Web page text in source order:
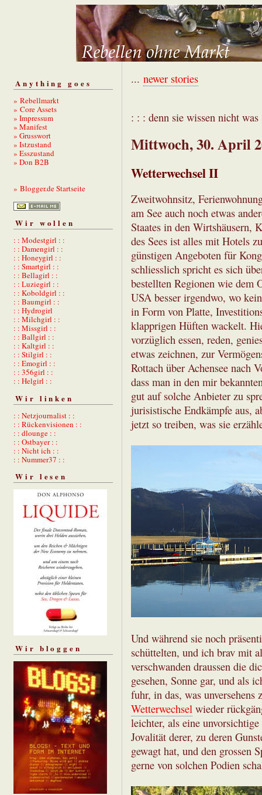
Anything goes
» Rebellmarkt
» Core Assets
» Impressum
» Manifest
» Grusswort
» Istzustand
» Esszustand
» Don B2B
» Blogger.de Startseite
Wir wollen
: : Modestgirl : :
: : Damengirl : :
: : Honeygirl : :
: : Smartgirl : :
: : Bellagirl : :
: : Luziegirl : :
: : Koboldgirl : :
: : Baumgirl : :
: : Hydrogirl
: : Milchgirl : :
: : Missgirl : :
: : Ballgirl : :
: : Kaltgirl : :
: : Stilgirl : :
: : Emogirl : :
: : 356girl : :
: : Helgirl : :
Wir linken
: : Netzjournalist : :
: : Rückenvisionen : :
: : dlounge : :
: : Ostbayer : :
: : Nicht ich : :
: : Nummer37 : :
Wir lesen
Wir bloggen
... newer stories
: : : denn sie wissen nicht
Mittwoch, 30. April
Wetterwechsel II
Zweitwohnsitz,
am See auch noch etwas
Staates in den Wirtshäusern,
des Sees ist alles mit Hotels
günstigen Angeboten für
schliesslich spricht es sich
bestellten Regionen wie dem
USA besser irgendwo, wo
in Form von Platte,
klapprigen Hüften wackelt.
vorzüglich essen, reden,
etwas zeichnen, zur
Rottach über Achensee nach
dass man in den mir
gut auf solche Anbieter zu
jurisistische Endkämpfe aus,
jetzt so treiben, was sie
Und während sie noch
schüttelten, und ich brav mit
verschwanden draussen die
gesehen, Sonne gar, und als
fuhr, in das, was
Wetterwechsel wieder
leichter, als eine
Jovalität derer, zu deren
gewagt hat, und den grossen
gerne von solchen Podien